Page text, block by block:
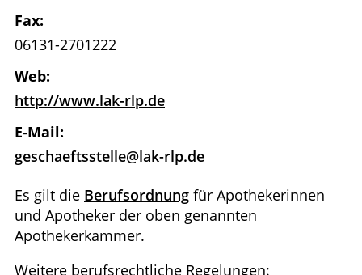
Fax:
06131-2701222
Web:
http://www.lak-rlp.de
E-Mail:
geschaeftsstelle@lak-rlp.de
Es gilt die Berufsordnung für Apothekerinnen
und Apotheker der oben genannten
Apothekerkammer.
Weitere berufsrechtliche Regelungen: